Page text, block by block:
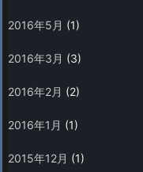
2016年5月 (1)
2016年3月 (3)
2016年2月 (2)
2016年1月 (1)
2015年12月 (1)